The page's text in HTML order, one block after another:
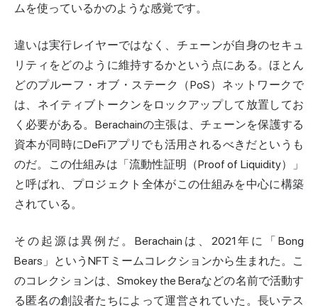
ムを使っているかのような感覚です。
違いは実行レイヤーではなく、チェーンが自身のセキュ
リティをどのように維持するかという点にある。ほとん
どのプルーフ・オブ・ステーク（PoS）ネットワークで
は、ネイティブトークンをロックアップして放置してお
く必要がある。Berachainの主張は、チェーンを保護する
資本が同時にDeFiアプリでも活用されるべきだというも
のだ。この仕組みは「流動性証明（Proof of Liquidity）」
と呼ばれ、プロジェクト全体がこの仕組みを中心に構築
されている。
その起源は異例だ。Berachainは、2021年に「Bong
Bears」というNFTミームコレクションから生まれた。こ
のコレクションは、Smokey the Beraなどの名前で活動す
る匿名の創設者たちによって運営されていた。長いテス